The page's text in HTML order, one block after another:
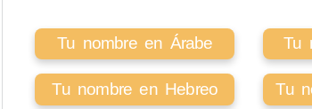
Tu nombre en Árabe Tu
Tu nombre en Hebreo Tu